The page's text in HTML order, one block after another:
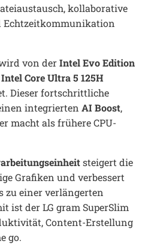
kollaborative
von derIntel Evo Edition
Intel Core Ultra 5 125H
Dieser fortschrittliche
integrierten AI Boost,
macht als frühere CPU-
steigert die
Grafiken und verbessert
zu einer verlängerten
ist der LG gram SuperSlim
Content-Erstellung
go.